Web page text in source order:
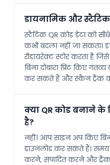
डायनामिक और
स्टैटिक QR कोड डेटा को
कभी बदला नहीं जा सकता।
रीडायरेक्ट स्टोर करता है
बिना दोबारा प्रिंट किए
कर सकते हैं और स्कैन ट्रैक
क्या QR कोड बनाने
है?
नहीं। आप साइन अप किए
डाउनलोड कर सकते हैं।
करने, संपादित करने और